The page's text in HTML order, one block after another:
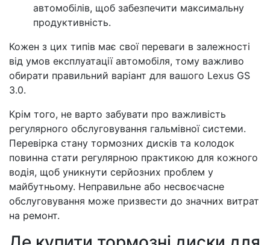
автомобілів, щоб забезпечити максимальну
продуктивність.
Кожен з цих типів має свої переваги в залежності
від умов експлуатації автомобіля, тому важливо
обирати правильний варіант для вашого Lexus GS
3.0.
Крім того, не варто забувати про важливість
регулярного обслуговування гальмівної системи.
Перевірка стану тормозних дисків та колодок
повинна стати регулярною практикою для кожного
водія, щоб уникнути серйозних проблем у
майбутньому. Неправильне або несвоєчасне
обслуговування може призвести до значних витрат
на ремонт.